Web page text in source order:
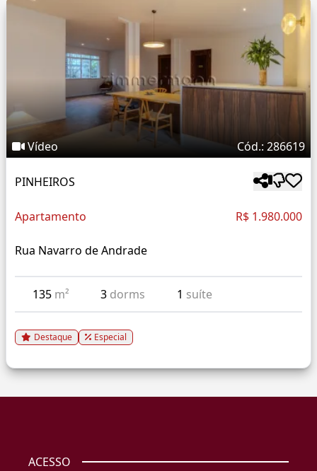
Vídeo Cód.: 286619
PINHEIROS
Apartamento R$ 1.980.000
Rua Navarro de Andrade
135 m² 3 dorms 1 suíte
Destaque Especial
ACESSO